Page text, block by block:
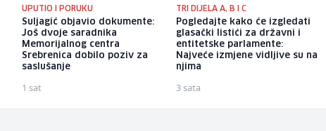
UPUTIO I PORUKU
Suljagić objavio dokumente:
Još dvoje saradnika
Memorijalnog centra
Srebrenica dobilo poziv za
saslušanje
1 sat
TRI DIJELA A, B I C
Pogledajte kako će izgledati
glasački listići za državni i
entitetske parlamente:
Najveće izmjene vidljive su na
njima
3 sata